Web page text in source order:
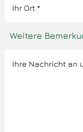
Weitere